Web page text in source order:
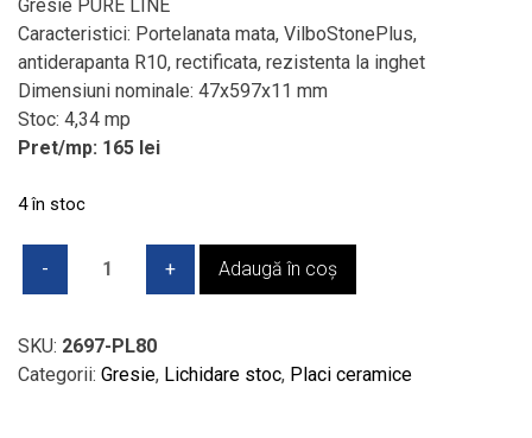
a
fost:
383,18 lei.
165,00 lei.
Gresie PURE LINE
Caracteristici: Portelanata mata, VilboStonePlus,
antiderapanta R10, rectificata, rezistenta la inghet
Dimensiuni nominale: 47x597x11 mm
Stoc: 4,34 mp
Pret/mp: 165 lei
4 în stoc
Cantitate
-
V&B
Adaugă în coș
SKU: 2697-PL80
Categorii: Gresie, Lichidare stoc, Placi ceramice